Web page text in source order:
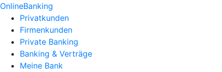
OnlineBanking
Privatkunden
Firmenkunden
Private Banking
Banking & Verträge
Meine Bank